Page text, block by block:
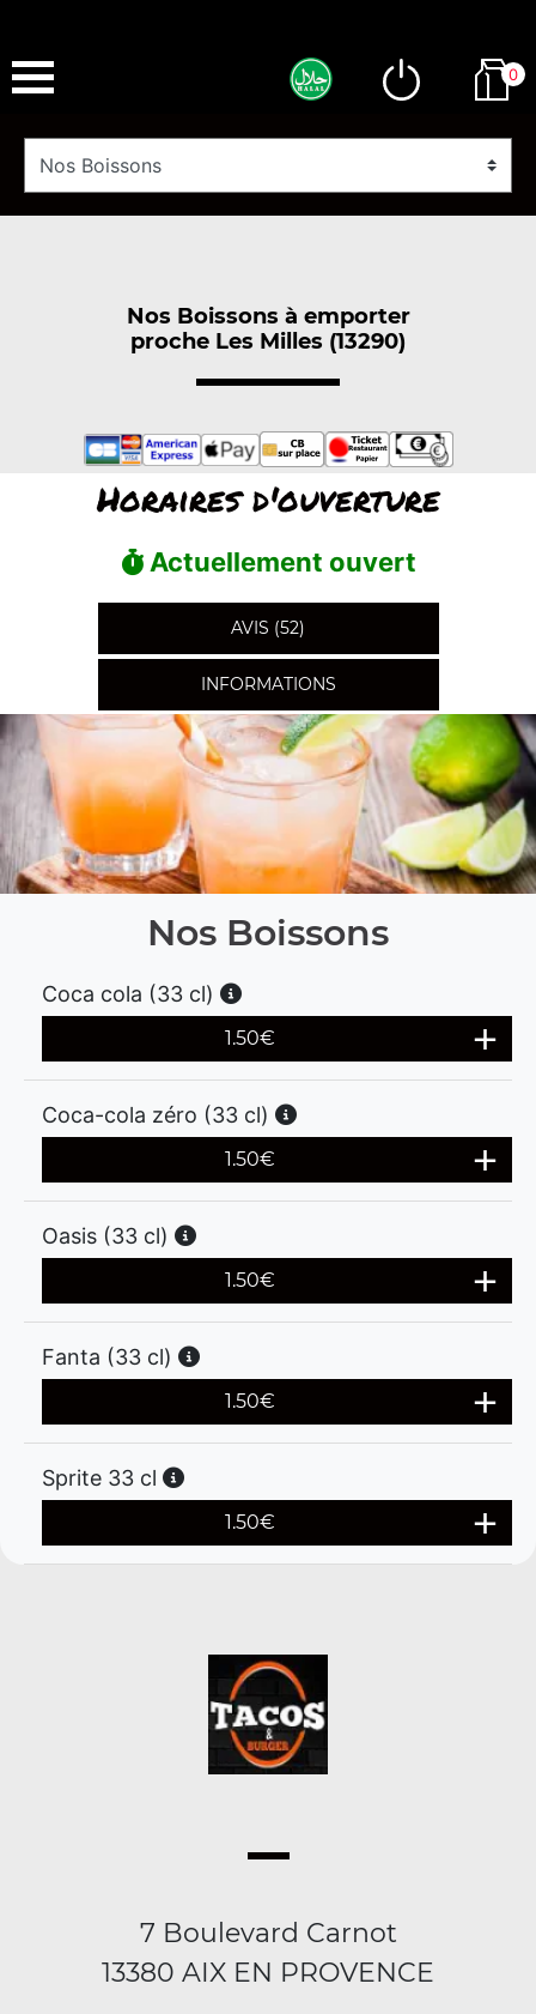
0
Nos Boissons à emporter
proche Les Milles (13290)
Horaires d'ouverture
Actuellement ouvert
AVIS (52)
INFORMATIONS
Nos Boissons
Coca cola (33 cl)
1.50€
Coca-cola zéro (33 cl)
1.50€
Oasis (33 cl)
1.50€
Fanta (33 cl)
1.50€
Sprite 33 cl
1.50€
7 Boulevard Carnot
13380 AIX EN PROVENCE